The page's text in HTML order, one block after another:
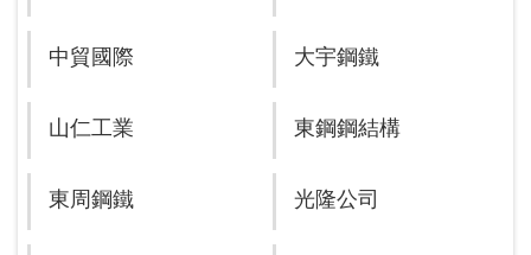
中貿國際 大宇鋼鐵
山仁工業 東鋼鋼結構
東周鋼鐵 光隆公司